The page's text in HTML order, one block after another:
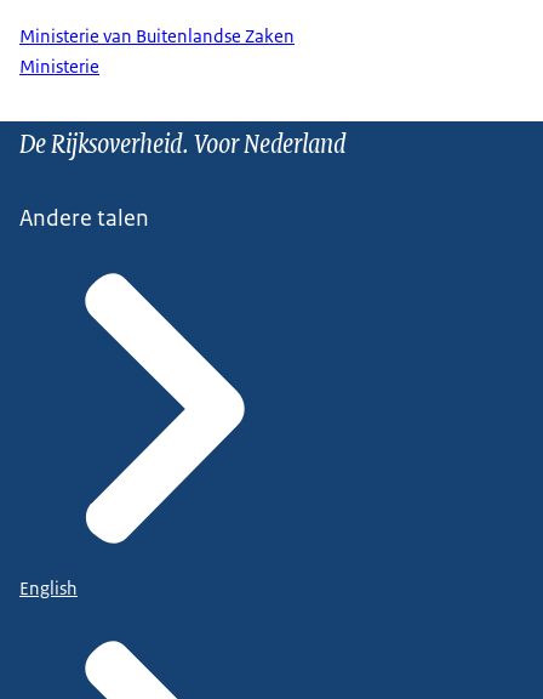
Ministerie van Buitenlandse Zaken
Ministerie
De Rijksoverheid. Voor Nederland
Andere talen
English